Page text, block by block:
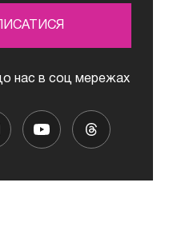
нас в соц мережах